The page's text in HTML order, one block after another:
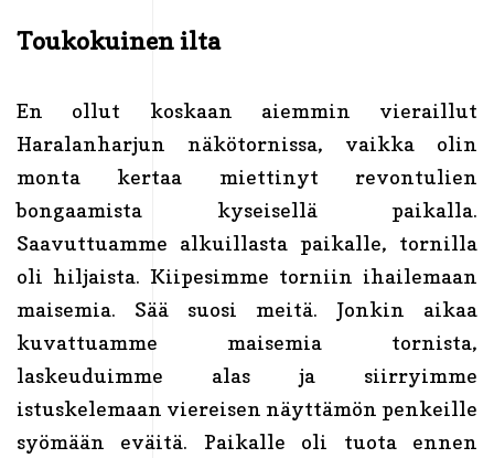
Toukokuinen ilta
En ollut koskaan aiemmin vieraillut
Haralanharjun näkötornissa, vaikka olin
monta kertaa miettinyt revontulien
bongaamista kyseisellä paikalla.
Saavuttuamme alkuillasta paikalle, tornilla
oli hiljaista. Kiipesimme torniin ihailemaan
maisemia. Sää suosi meitä. Jonkin aikaa
kuvattuamme maisemia tornista,
laskeuduimme alas ja siirryimme
istuskelemaan viereisen näyttämön penkeille
syömään eväitä. Paikalle oli tuota ennen